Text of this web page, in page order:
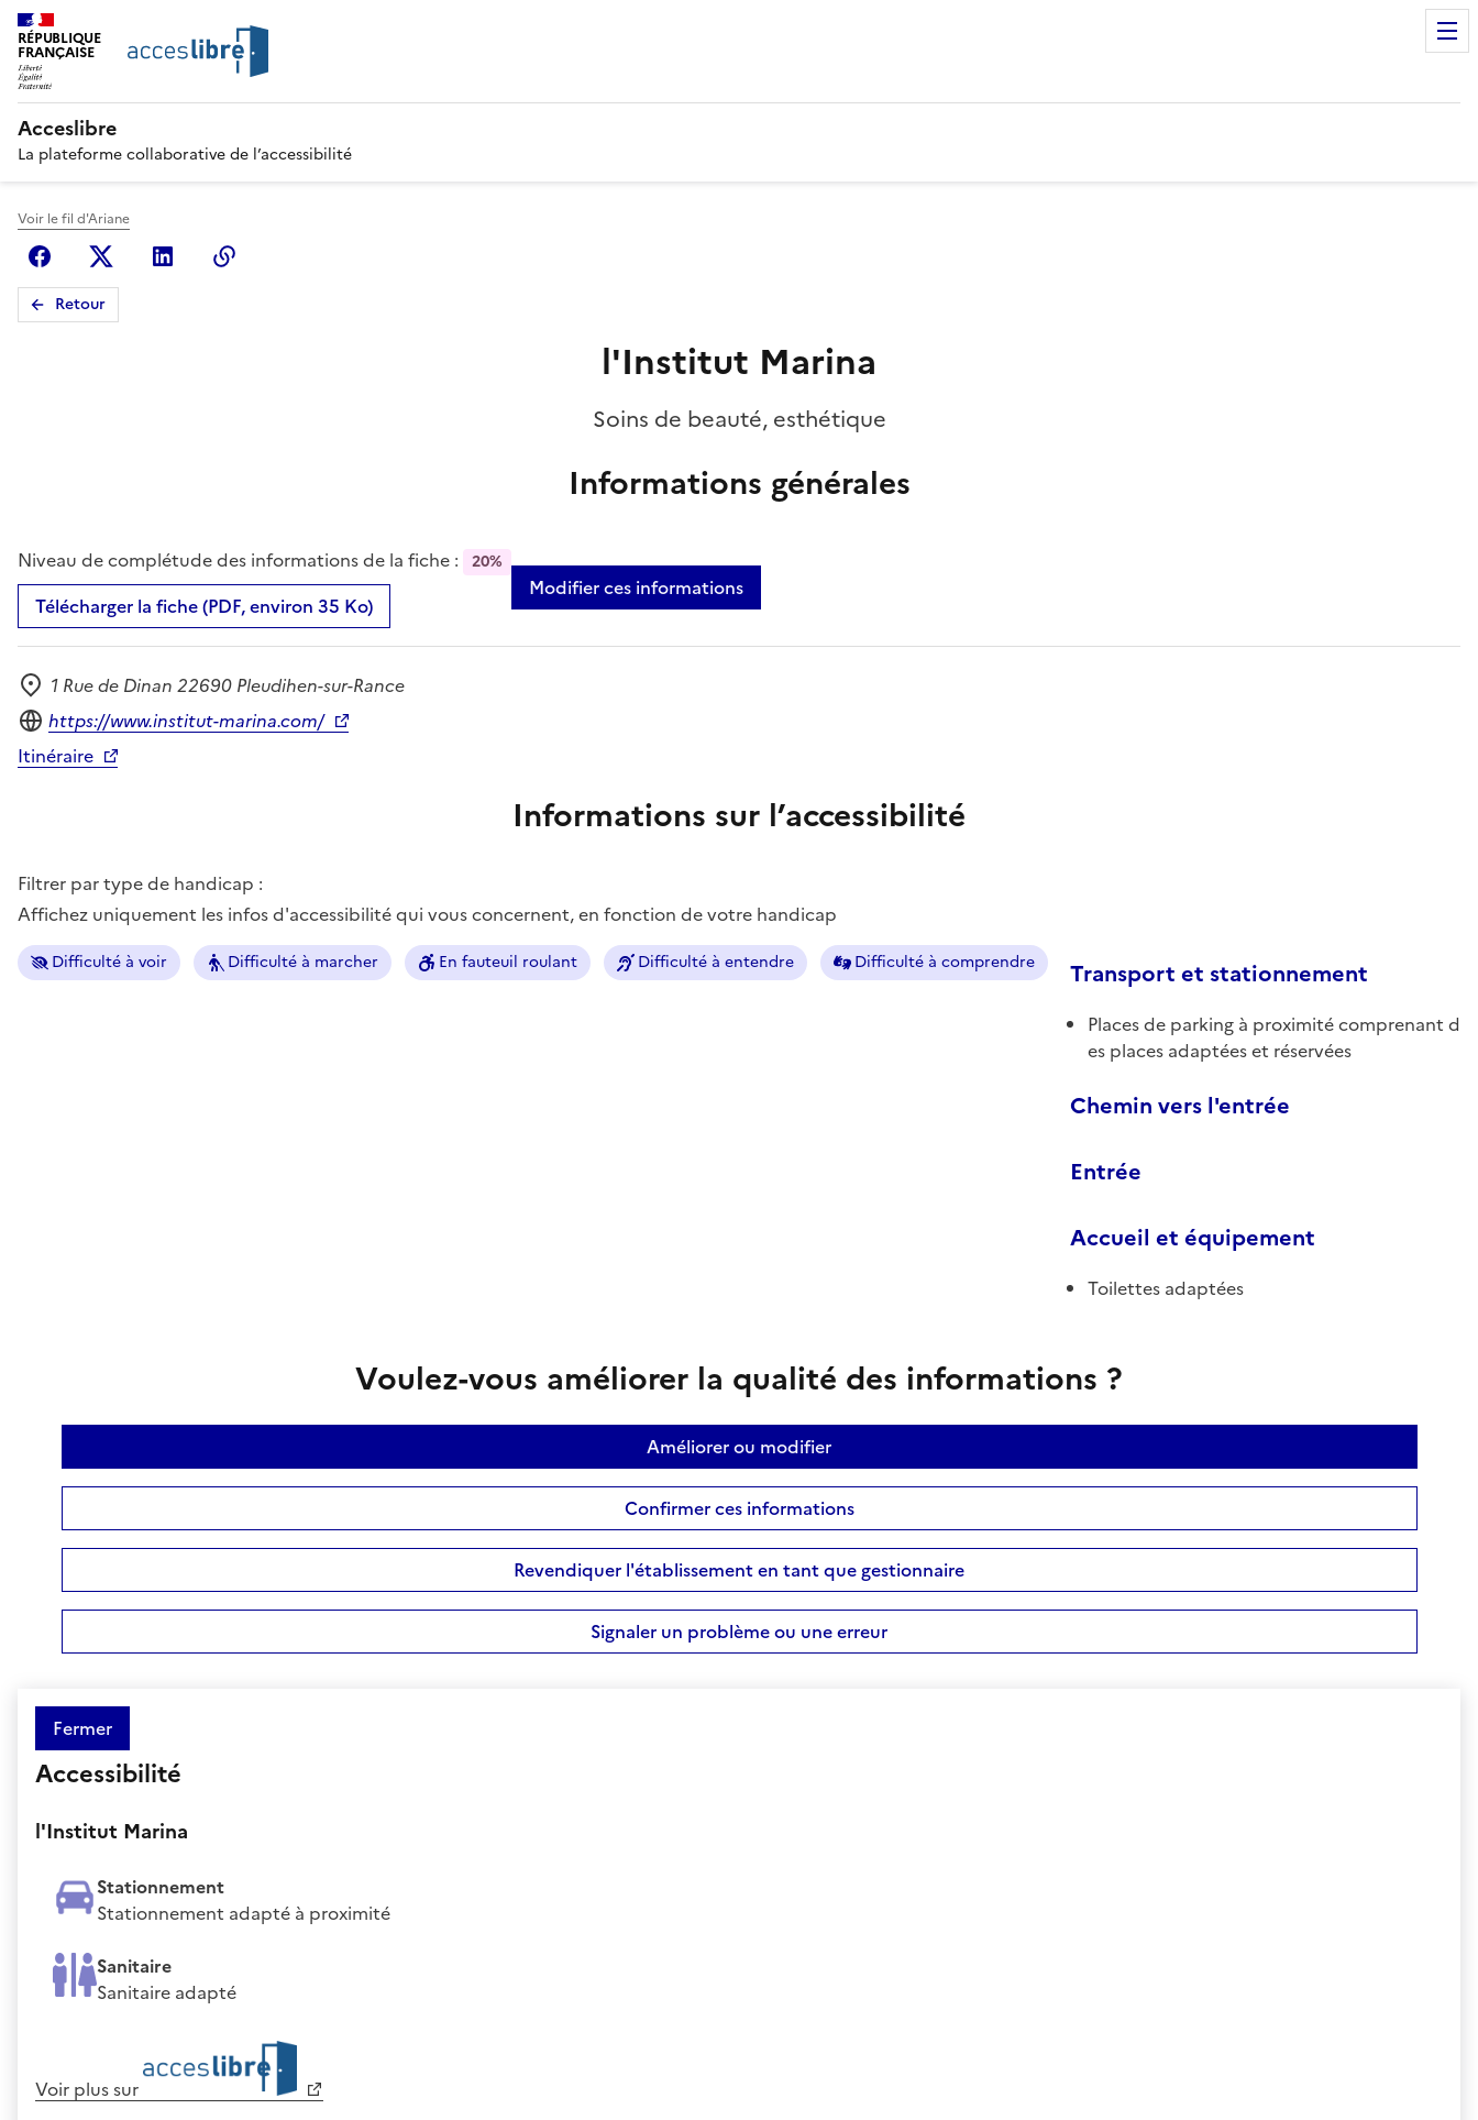
RÉPUBLIQUE
FRANÇAISE
Acceslibre
La plateforme collaborative de l’accessibilité
Voir le fil d'Ariane
FacebookX (anciennement Twitter)
Linkedin
Retour
l'Institut Marina
Soins de beauté, esthétique
Informations générales
Niveau de complétude des informations de la fiche : 20%
Télécharger la fiche (PDF, environ 35 Ko)
Modifier ces informations
Adresse
1 Rue de Dinan 22690 Pleudihen-sur-Rance
Site internet
https://www.institut-marina.com/
Itinéraire
Informations sur l’accessibilité
Filtrer par type de handicap :
Affichez uniquement les infos d'accessibilité qui vous concernent, en fonction de votre handicap
Difficulté à voir Difficulté à marcher En fauteuil roulant Difficulté à entendre Difficulté à comprendre Transport et stationnement
Places de parking à proximité comprenant d
es places adaptées et réservées
Chemin vers l'entrée
Entrée
Accueil et équipement
Toilettes adaptées
Voulez-vous améliorer la qualité des informations ?
Améliorer ou modifier
Confirmer ces informations
Revendiquer l'établissement en tant que gestionnaire
Signaler un problème ou une erreur
Fermer
Accessibilité
l'Institut Marina
Stationnement
Stationnement adapté à proximité
Sanitaire
Sanitaire adapté
Voir plus sur